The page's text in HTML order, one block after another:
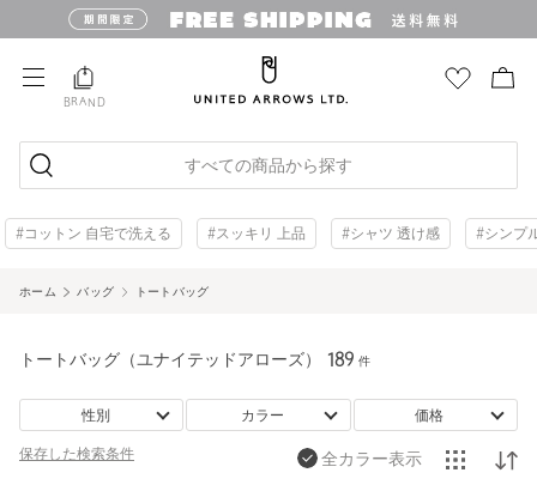
BRAND
すべての商品から探す
#コットン 自宅で洗える #スッキリ 上品 #シャツ 透け感 #シンプ
ホーム バッグ トートバッグ
トートバッグ（ユナイテッドアローズ） 189 件
性別 カラー 価格
保存した検索条件 全カラー表示